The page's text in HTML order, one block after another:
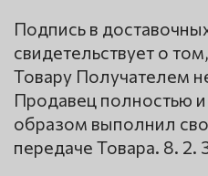
Подпись в
свидетельствует о
Товару Получателем
Продавец полностью
образом выполнил
передаче Товара. 8. 2.